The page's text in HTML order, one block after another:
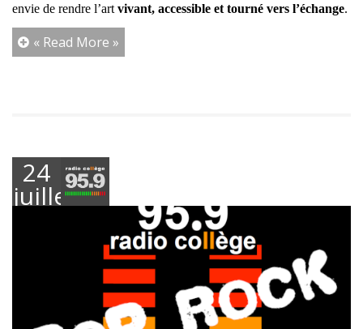
envie de rendre l’art vivant, accessible et tourné vers l’échange.
« Read More »
24
juillet